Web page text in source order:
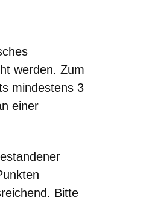
werden. Zum
mindestens 3
einer
Bitte